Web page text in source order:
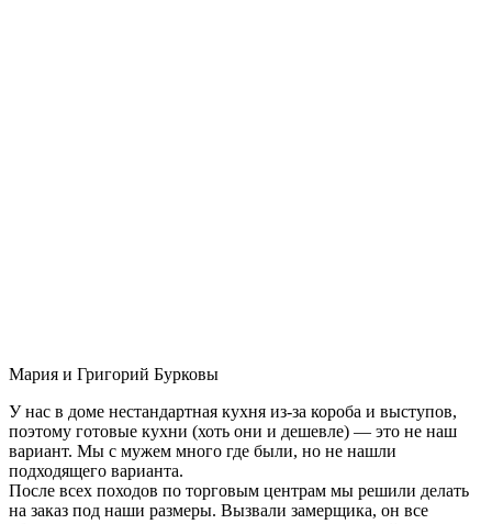
Мария и Григорий Бурковы
У нас в доме нестандартная кухня из-за короба и выступов,
поэтому готовые кухни (хоть они и дешевле) — это не наш
вариант. Мы с мужем много где были, но не нашли
подходящего варианта.
После всех походов по торговым центрам мы решили делать
на заказ под наши размеры. Вызвали замерщика, он все